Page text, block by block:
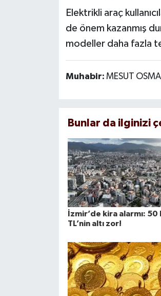
Elektrikli araç
de önem kazanmış
modeller daha fazla
Muhabir: MESUT
Bunlar da ilginizi
İzmir’de kira alarmı: 50
TL’nin altı zor!